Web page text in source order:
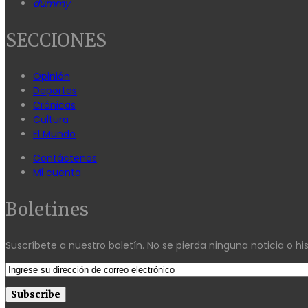
dummy
SECCIONES
Opinión
Deportes
Crónicas
Cultura
El Mundo
Contáctenos
Mi cuenta
Boletines
Suscríbete a nuestro boletín. No se pierda ninguna noticia o